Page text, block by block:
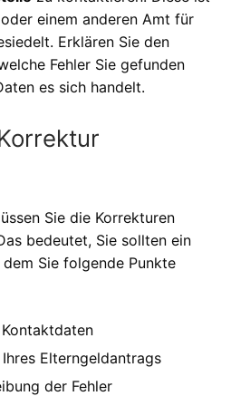
einem anderen Amt für
Erklären Sie den
Fehler Sie gefunden
es sich handelt.
Sie die Korrekturen
bedeutet, Sie sollten ein
Sie folgende Punkte
Elterngeldantrags
der Fehler